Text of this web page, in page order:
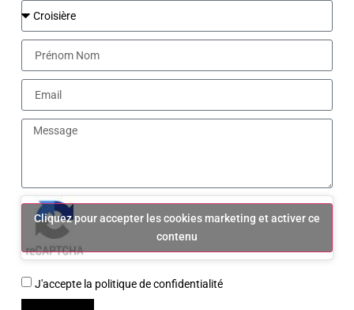
Cliquez pour accepter les cookies marketing et activer ce
contenu
J'accepte la politique de confidentialité